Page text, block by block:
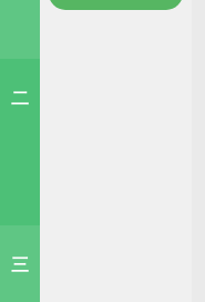
二
三